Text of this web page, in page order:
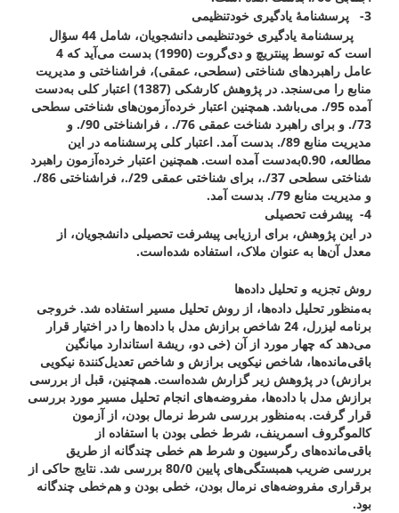
3-
پرسشنامۀ یادگیری خودتنظیمی
پرسشنامة یادگیری خودتنظیمی دانشجویان، شامل 44 سؤال
است که توسط پینتریچ و دی‌گروت (1990) بدست می‌آید که 4
عامل راهبردهای شناختی (سطحی، عمقی)، فراشناختی و مدیریت
منابع را می‌سنجد. در پژوهش کارشکی (1387) اعتبار کلی به‌دست
آمده 95/. می‌باشد. همچنین اعتبار خرده‌آزمون‌های شناختی سطحی
73/. و برای راهبرد شناخت عمقی 76/. ، فراشناختی 90/. و
مدیریت منابع 89/. بدست آمد. اعتبار کلی پرسشنامه در این
مطالعه، 0.90به‌دست آمده است. همچنین اعتبار خرده‌آزمون راهبرد
شناختی سطحی 37/.، برای شناختی عمقی 29/.، فراشناختی 86/.
و مدیریت منابع 79/. بدست آمد.
4-
پیشرفت تحصیلی
در این پژوهش، برای ارزیابی پیشرفت تحصیلی دانشجویان، از
معدل آن‌ها به عنوان ملاک، استفاده شده‌است.
روش تجزیه و تحلیل داده‌ها
به‌منظور تحلیل داده‌ها، از روش تحلیل مسیر استفاده شد. خروجی
برنامه لیزرل، 24 شاخص برازش مدل با داده‌ها را در اختیار قرار
می‌دهد که چهار مورد از آن (خی دو، ریشة استاندارد میانگین
باقی‌مانده‌ها، شاخص نیکویی برازش و شاخص تعدیل‌کنندة نیکویی
برازش) در پژوهش زیر گزارش شده‌است. همچنین، قبل از بررسی
برازش مدل با داده‌‌ها، مفروضه‌های انجام تحلیل مسیر مورد بررسی
قرار گرفت. به‌منظور بررسی شرط نرمال بودن، از آزمون
کالموگروف اسمرینف، شرط خطی بودن با استفاده از
باقی‌مانده‌های رگرسیون و شرط هم خطی چندگانه از طریق
بررسی ضریب همبستگی‌های پایین 80/0 بررسی شد. نتایج حاکی از
برقراری مفروضه‌های نرمال بودن، خطی بودن و هم‌خطی چندگانه
بود.